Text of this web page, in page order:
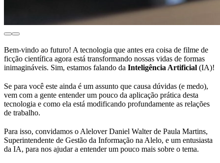
Bem-vindo ao futuro! A tecnologia que antes era coisa de filme de
ficção científica agora está transformando nossas vidas de formas
inimagináveis. Sim, estamos falando da Inteligência Artificial (IA)!
Se para você este ainda é um assunto que causa dúvidas (e medo),
vem com a gente entender um pouco da aplicação prática desta
tecnologia e como ela está modificando profundamente as relações
de trabalho.
Para isso, convidamos o Alelover Daniel Walter de Paula Martins,
Superintendente de Gestão da Informação na Alelo, e um entusiasta
da IA, para nos ajudar a entender um pouco mais sobre o tema.